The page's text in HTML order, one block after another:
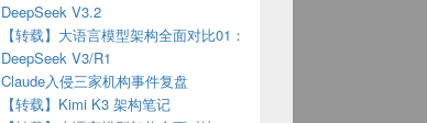
DeepSeek V3.2
【转载】大语言模型架构全面对比01：
DeepSeek V3/R1
Claude入侵三家机构事件复盘
【转载】Kimi K3 架构笔记